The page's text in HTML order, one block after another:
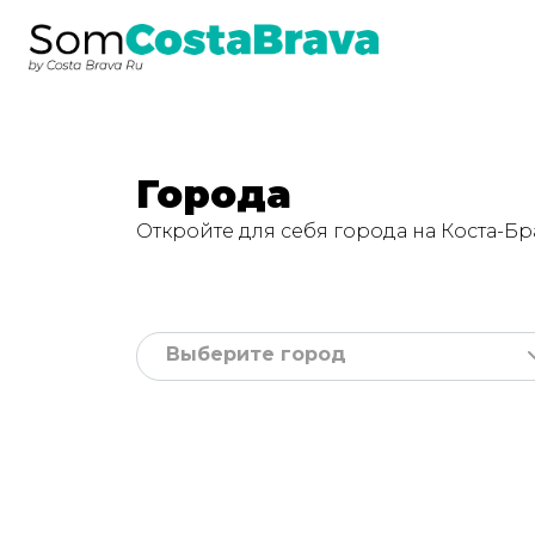
Города
Откройте для себя города на Коста-
Выберите город